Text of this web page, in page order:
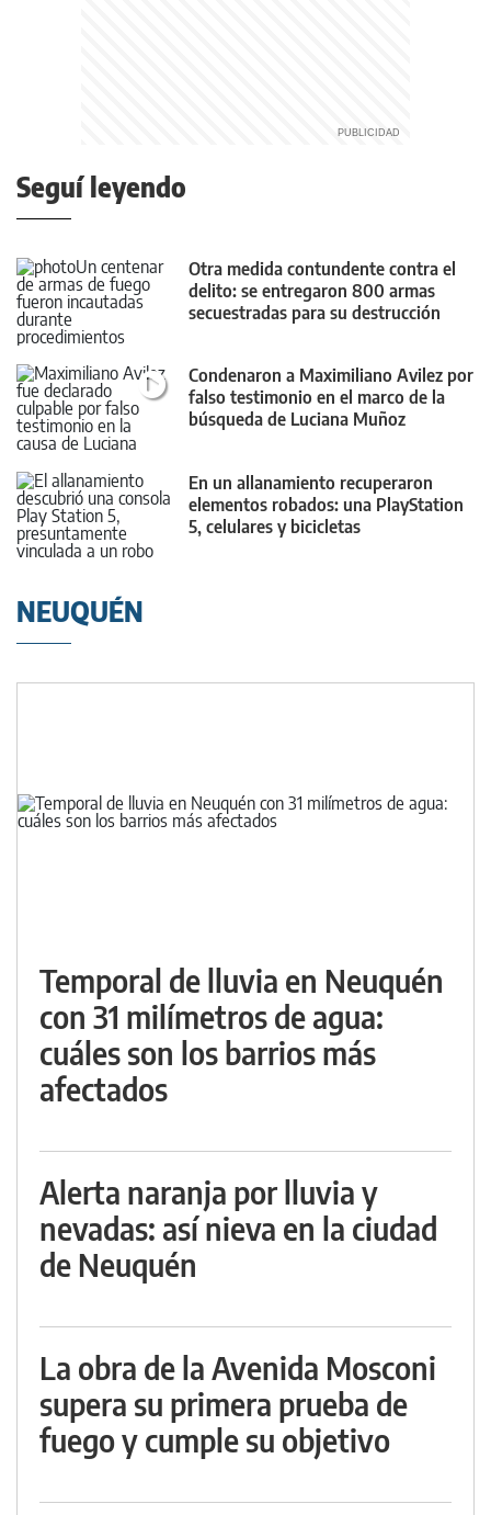
Seguí leyendo
Otra medida contundente contra el
delito: se entregaron 800 armas
secuestradas para su destrucción
Condenaron a Maximiliano Avilez por
falso testimonio en el marco de la
búsqueda de Luciana Muñoz
En un allanamiento recuperaron
elementos robados: una PlayStation
5, celulares y bicicletas
NEUQUÉN
Temporal de lluvia en Neuquén
con 31 milímetros de agua:
cuáles son los barrios más
afectados
Alerta naranja por lluvia y
nevadas: así nieva en la ciudad
de Neuquén
La obra de la Avenida Mosconi
supera su primera prueba de
fuego y cumple su objetivo